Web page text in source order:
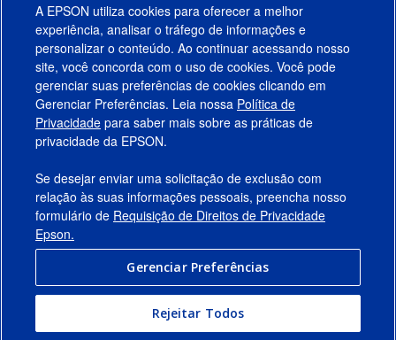
Produtos
Suporte
Links Sugeridos
Empresa
Conecte-se com a Epson
A EPSON utiliza cookies para oferecer a melhor
experiência, analisar o tráfego de informações e
personalizar o conteúdo. Ao continuar acessando nosso
site, você concorda com o uso de cookies. Você pode
gerenciar suas preferências de cookies clicando em
Gerenciar Preferências. Leia nossa Política de
Privacidade para saber mais sobre as práticas de
privacidade da EPSON.
Se desejar enviar uma solicitação de exclusão com
relação às suas informações pessoais, preencha nosso
formulário de Requisição de Direitos de Privacidade
Epson.
Gerenciar Preferências
Rejeitar Todos